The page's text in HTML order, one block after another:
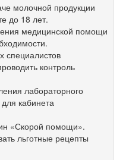
молочной продукции
до 18 лет.
медицинской помощи
специалистов
контроль
лабораторного
кабинета
«Скорой помощи».
льготные рецепты